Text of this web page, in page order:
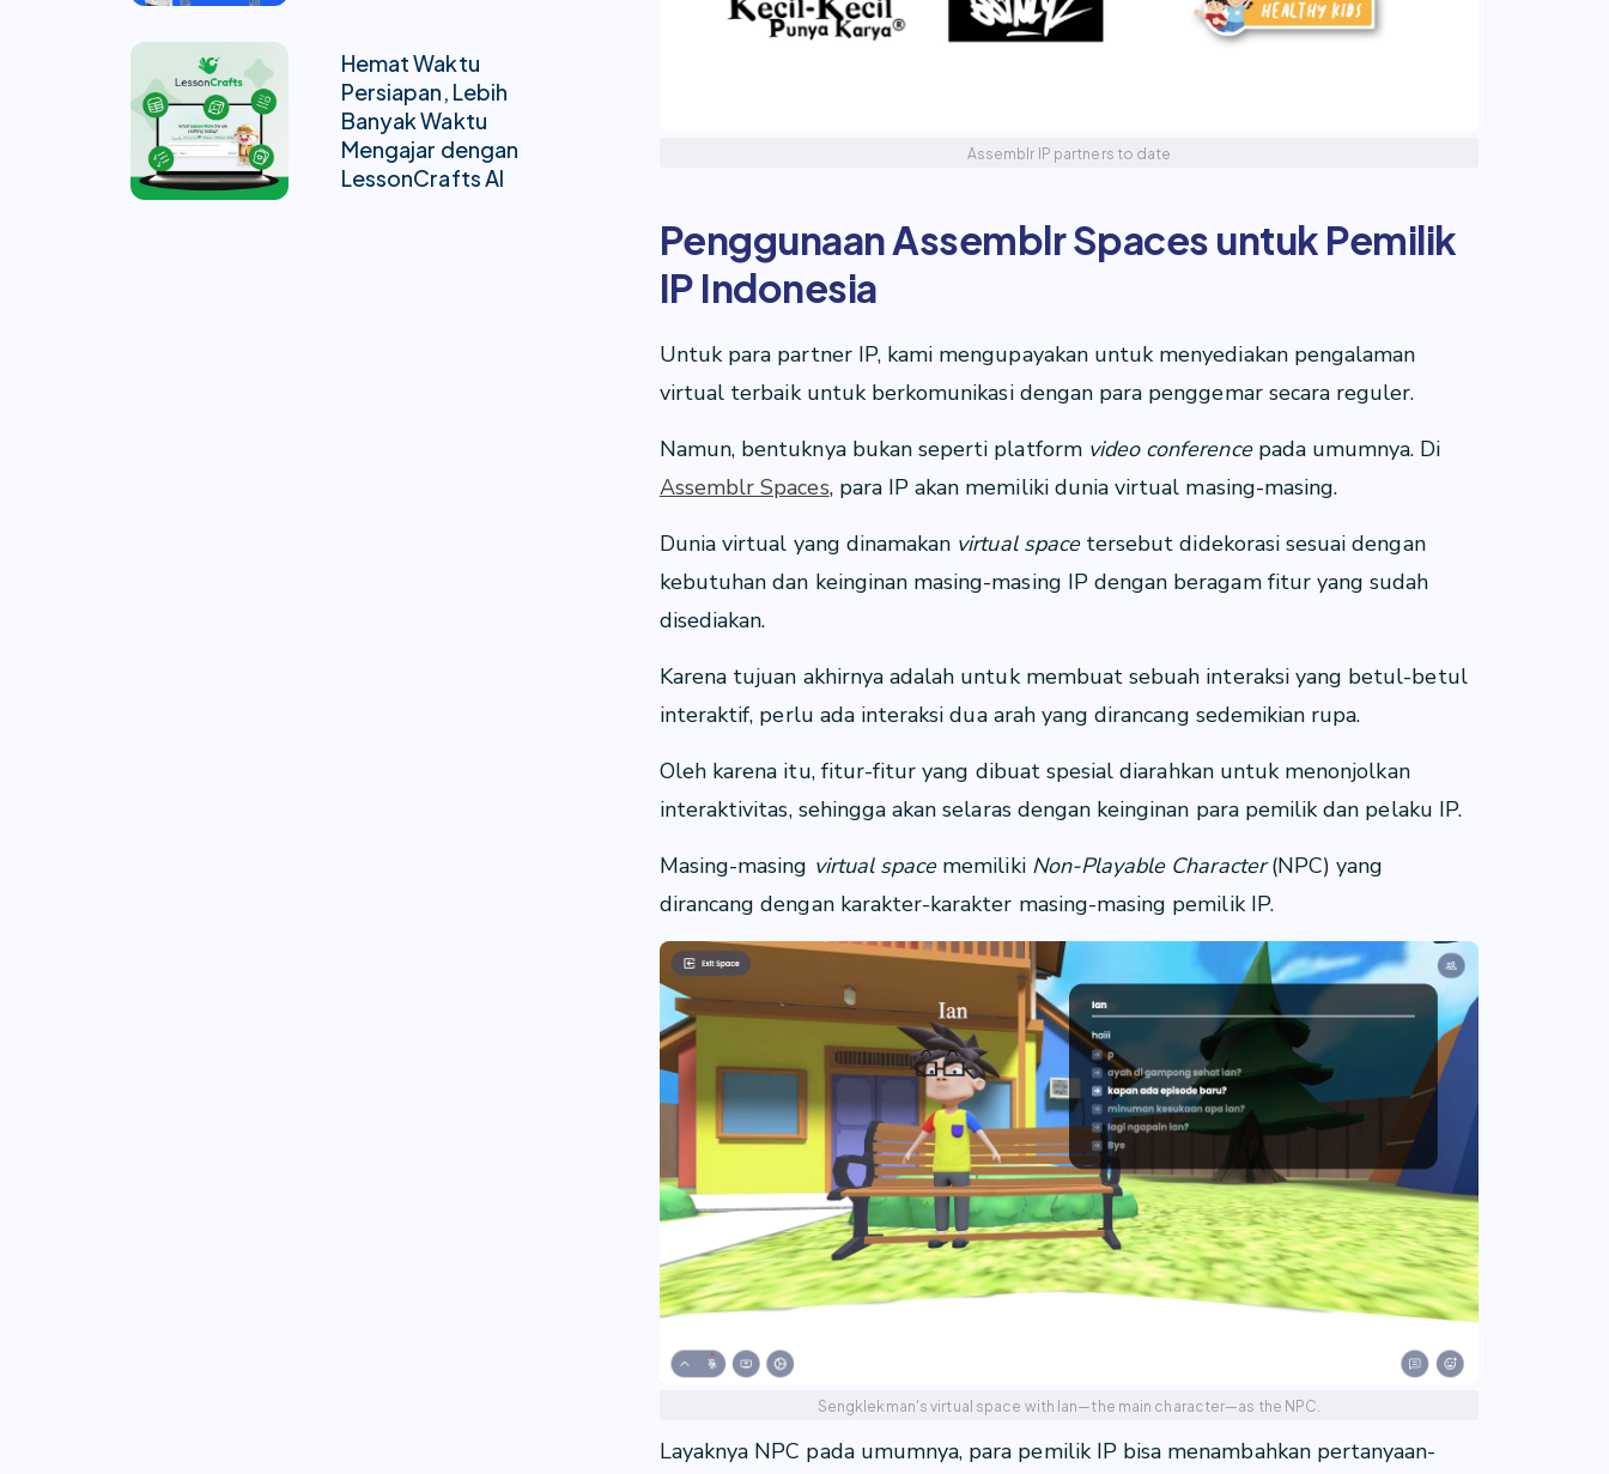
Hemat Waktu
Persiapan, Lebih
Banyak Waktu
Mengajar dengan
LessonCrafts AI
Assemblr IP partners to date
Penggunaan Assemblr Spaces untuk Pemilik
IP Indonesia
Untuk para partner IP, kami mengupayakan untuk menyediakan pengalaman
virtual terbaik untuk berkomunikasi dengan para penggemar secara reguler.
Namun, bentuknya bukan seperti platform video conference pada umumnya. Di
Assemblr Spaces, para IP akan memiliki dunia virtual masing-masing.
Dunia virtual yang dinamakan virtual space tersebut didekorasi sesuai dengan
kebutuhan dan keinginan masing-masing IP dengan beragam fitur yang sudah
disediakan.
Karena tujuan akhirnya adalah untuk membuat sebuah interaksi yang betul-betul
interaktif, perlu ada interaksi dua arah yang dirancang sedemikian rupa.
Oleh karena itu, fitur-fitur yang dibuat spesial diarahkan untuk menonjolkan
interaktivitas, sehingga akan selaras dengan keinginan para pemilik dan pelaku IP.
Masing-masing virtual space memiliki Non-Playable Character(NPC) yang
dirancang dengan karakter-karakter masing-masing pemilik IP.
Sengklekman's virtual space with Ian—the main character—as the NPC.
Layaknya NPC pada umumnya, para pemilik IP bisa menambahkan pertanyaan-